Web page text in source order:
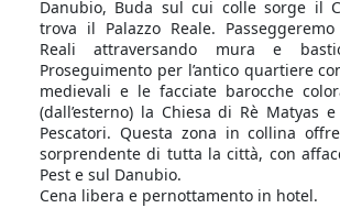
Danubio, Buda sul cui colle sorge il
trova il Palazzo Reale.
Reali attraversando mura e
Proseguimento per l’antico quartiere
medievali e le facciate barocche
(dall’esterno) la Chiesa di Rè Matyas
Pescatori. Questa zona in collina
sorprendente di tutta la città, con
Pest e sul Danubio.
Cena libera e pernottamento in hotel.